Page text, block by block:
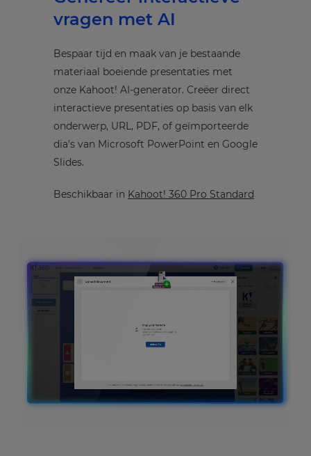
vragen met AI
Bespaar tijd en maak van je bestaande
materiaal boeiende presentaties met
onze Kahoot! AI-generator. Creëer direct
interactieve presentaties op basis van elk
onderwerp, URL, PDF, of geïmporteerde
dia's van Microsoft PowerPoint en Google
Slides.
Beschikbaar in Kahoot! 360 Pro Standard